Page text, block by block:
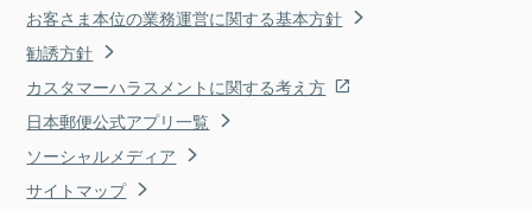
お客さま本位の業務運営に関する基本方針
勧誘方針
カスタマーハラスメントに関する考え方
日本郵便公式アプリ一覧
ソーシャルメディア
サイトマップ